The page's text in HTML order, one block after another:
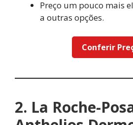
Preço um pouco mais
a outras opções.
Conferir
2. La Roche-